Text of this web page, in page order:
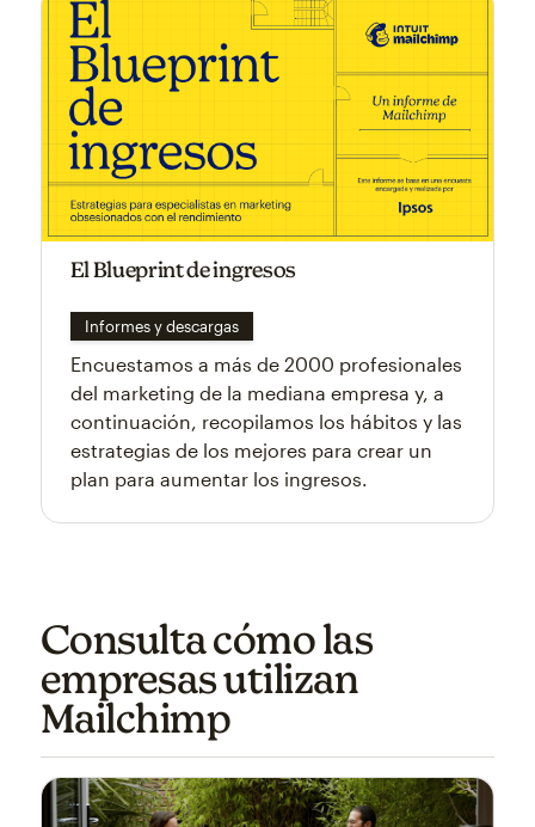
El Blueprint de ingresos
Informes y descargas
Encuestamos a más de 2000 profesionales
del marketing de la mediana empresa y, a
continuación, recopilamos los hábitos y las
estrategias de los mejores para crear un
plan para aumentar los ingresos.
Consulta cómo las
empresas utilizan
Mailchimp